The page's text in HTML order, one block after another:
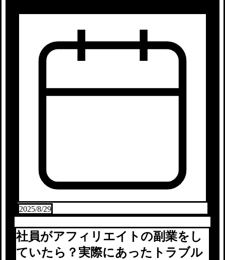
2025/8/29
社員がアフィリエイトの副業をし
ていたら？実際にあったトラブル